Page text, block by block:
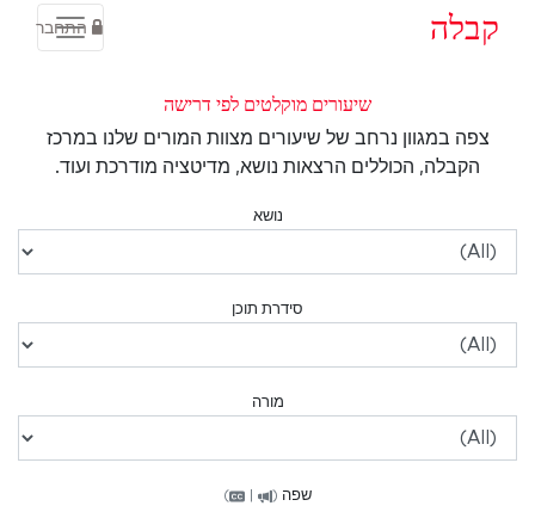
קבלה התחבר
שיעורים מוקלטים לפי דרישה
צפה במגוון נרחב של שיעורים מצוות המורים שלנו במרכז
הקבלה, הכוללים הרצאות נושא, מדיטציה מודרכת ועוד.
נושא
סידרת תוכן
מורה
שפה (
|
)